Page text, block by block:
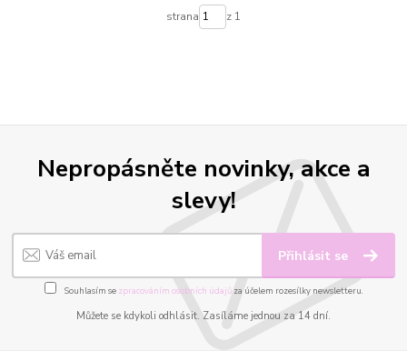
strana z 1
Nepropásněte novinky, akce a
slevy!
Přihlásit se
Souhlasím se zpracováním osobních údajůza účelem rozesílky newsletteru.
Můžete se kdykoli odhlásit. Zasíláme jednou za 14 dní.